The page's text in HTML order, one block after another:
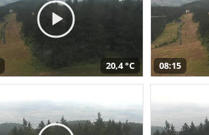
20,4 °C 08:15